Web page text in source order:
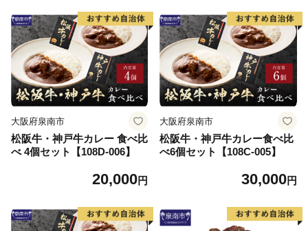
大阪府泉南市
松阪牛・神戸牛カレー 食べ比
べ 4個セット【108D-006】
20,000円
大阪府泉南市
松阪牛・神戸牛カレー食べ比
べ6個セット【108C-005】
30,000円